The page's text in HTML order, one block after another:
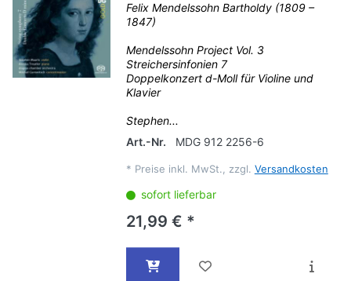
Felix Mendelssohn Bartholdy (1809 –
1847)
Mendelssohn Project Vol. 3
Streichersinfonien 7
Doppelkonzert d-Moll für Violine und
Klavier
Stephen...
Art.-Nr.
MDG 912 2256-6
* Preise inkl. MwSt., zzgl. Versandkosten
sofort lieferbar
21,99 € *